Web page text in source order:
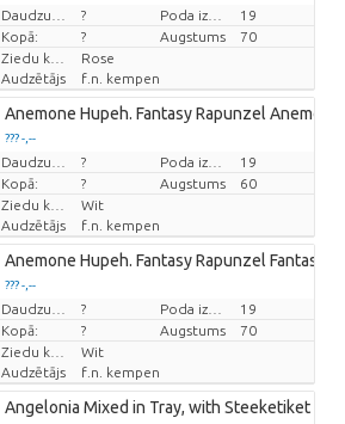
Cena par vienību
?
19
Kopā:
? Augstums
70
Ziedu krāsas
Rose
Audzētājs
f.n. kempen
Anemone Hupeh. Fantasy Rapunzel Anemone
??? -,--
Cena par vienību
?
19
Kopā:
? Augstums
60
Ziedu krāsas
Wit
Audzētājs
f.n. kempen
Anemone Hupeh. Fantasy Rapunzel Fantasy
??? -,--
Cena par vienību
?
19
Kopā:
? Augstums
70
Ziedu krāsas
Wit
Audzētājs
f.n. kempen
Angelonia Mixed in Tray, with Steeketiket